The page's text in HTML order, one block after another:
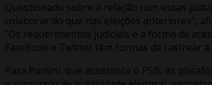
Questionado sobre a relação com essas
colaborar do que nas eleições anteriores”,
“Os requerimentos judiciais e a forma de
Facebook e Twitter têm formas de rastrear
Para Pomini, que assessora o PSB, as